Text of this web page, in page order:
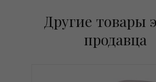
Другие товары
продавца